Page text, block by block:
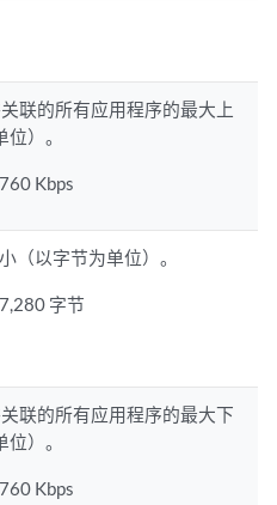
联的所有应用程序的最大上
）。
Kbps
（以字节为单位）。
字节
联的所有应用程序的最大下
）。
Kbps